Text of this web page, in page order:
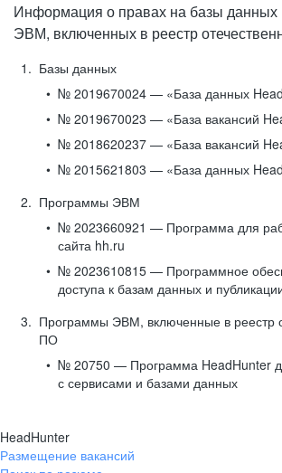
Информация о правах на базы данных
ЭВМ, включенных в реестр
Базы данных
№ 2019670024 — «База данных
№ 2019670023 — «База вакансий
№ 2018620237 — «База вакансий
№ 2015621803 — «База данных
Программы ЭВМ
№ 2023660921 — Программа для
сайта hh.ru
№ 2023610815 — Программное
доступа к базам данных и
Программы ЭВМ, включенные в реестр
ПО
№ 20750 — Программа HeadHunter
с сервисами и базами данных
HeadHunter
Размещение вакансий